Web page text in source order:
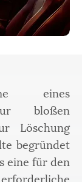
eines
bloßen
Löschung
begründet
eine für den